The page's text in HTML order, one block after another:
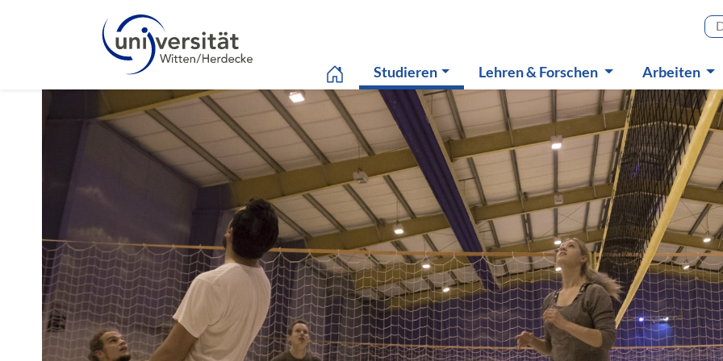
Intranet Uni WH | Sport
Sprachmenü
Studieren(aktiv)
Untermenü
Lehren & Forschen
Untermenü
Arbeiten